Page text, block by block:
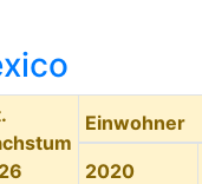
Einwohner
2020